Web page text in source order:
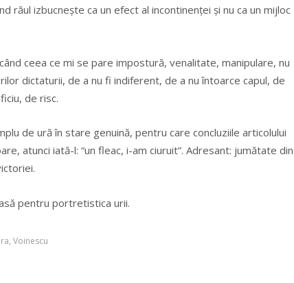
răul izbucnește ca un efect al incontinenței și nu ca un mijloc
ceea ce mi se pare impostură, venalitate, manipulare, nu
dictaturii, de a nu fi indiferent, de a nu întoarce capul, de
de risc.
de ură în stare genuină, pentru care concluziile articolului
atunci iată-l: “un fleac, i-am ciuruit”. Adresant: jumătate din
pentru portretistica urii.
, Voinescu